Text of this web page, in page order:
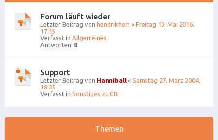
Forum läuft wieder
Letzter Beitrag von hendrikhein « Freitag 13. Mai 2016,
17:15
Verfasst in Allgemeines
Antworten: 8
Support
Letzter Beitrag von Hanniball « Samstag 27. März 2004,
18:25
Verfasst in Sonstiges zu CB
Themen